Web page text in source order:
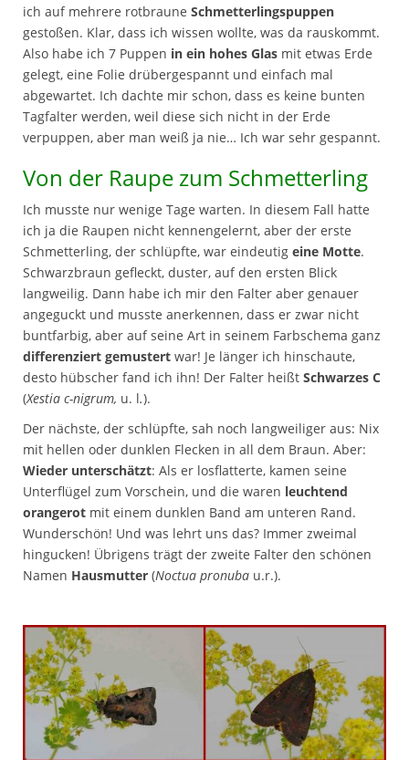
ich auf mehrere rotbraune Schmetterlingspuppen
gestoßen. Klar, dass ich wissen wollte, was da rauskommt.
Also habe ich 7 Puppen in ein hohes Glas mit etwas Erde
gelegt, eine Folie drübergespannt und einfach mal
abgewartet. Ich dachte mir schon, dass es keine bunten
Tagfalter werden, weil diese sich nicht in der Erde
verpuppen, aber man weiß ja nie… Ich war sehr gespannt.
Von der Raupe zum Schmetterling
Ich musste nur wenige Tage warten. In diesem Fall hatte
ich ja die Raupen nicht kennengelernt, aber der erste
Schmetterling, der schlüpfte, war eindeutig eine Motte.
Schwarzbraun gefleckt, duster, auf den ersten Blick
langweilig. Dann habe ich mir den Falter aber genauer
angeguckt und musste anerkennen, dass er zwar nicht
buntfarbig, aber auf seine Art in seinem Farbschema ganz
differenziert gemustert war! Je länger ich hinschaute,
desto hübscher fand ich ihn! Der Falter heißt Schwarzes C
(Xestia c-nigrum, u. l.).
Der nächste, der schlüpfte, sah noch langweiliger aus: Nix
mit hellen oder dunklen Flecken in all dem Braun. Aber:
Wieder unterschätzt: Als er losflatterte, kamen seine
Unterflügel zum Vorschein, und die waren leuchtend
orangerot mit einem dunklen Band am unteren Rand.
Wunderschön! Und was lehrt uns das? Immer zweimal
hingucken! Übrigens trägt der zweite Falter den schönen
Namen Hausmutter (Noctua pronuba u.r.).